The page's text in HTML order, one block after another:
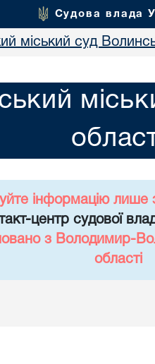
Судова влада
міський суд
інформацію лише
центр судової
з Володимир-
області